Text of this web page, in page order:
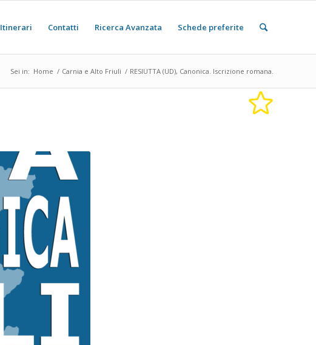
Itinerari Contatti Ricerca Avanzata Schede preferite
Sei in: Home / Carnia e Alto Friuli / RESIUTTA (UD), Canonica. Iscrizione romana.